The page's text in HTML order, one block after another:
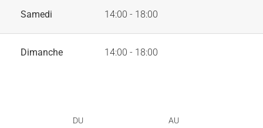
Samedi 14:00 - 18:00
Dimanche 14:00 - 18:00
DU AU